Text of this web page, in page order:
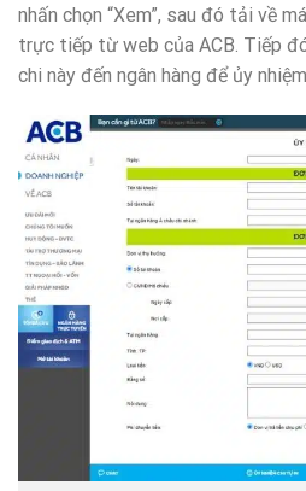
nhấn chọn “Xem”, sau đó tải về
trực tiếp từ web của ACB. Tiếp
chi này đến ngân hàng để ủy